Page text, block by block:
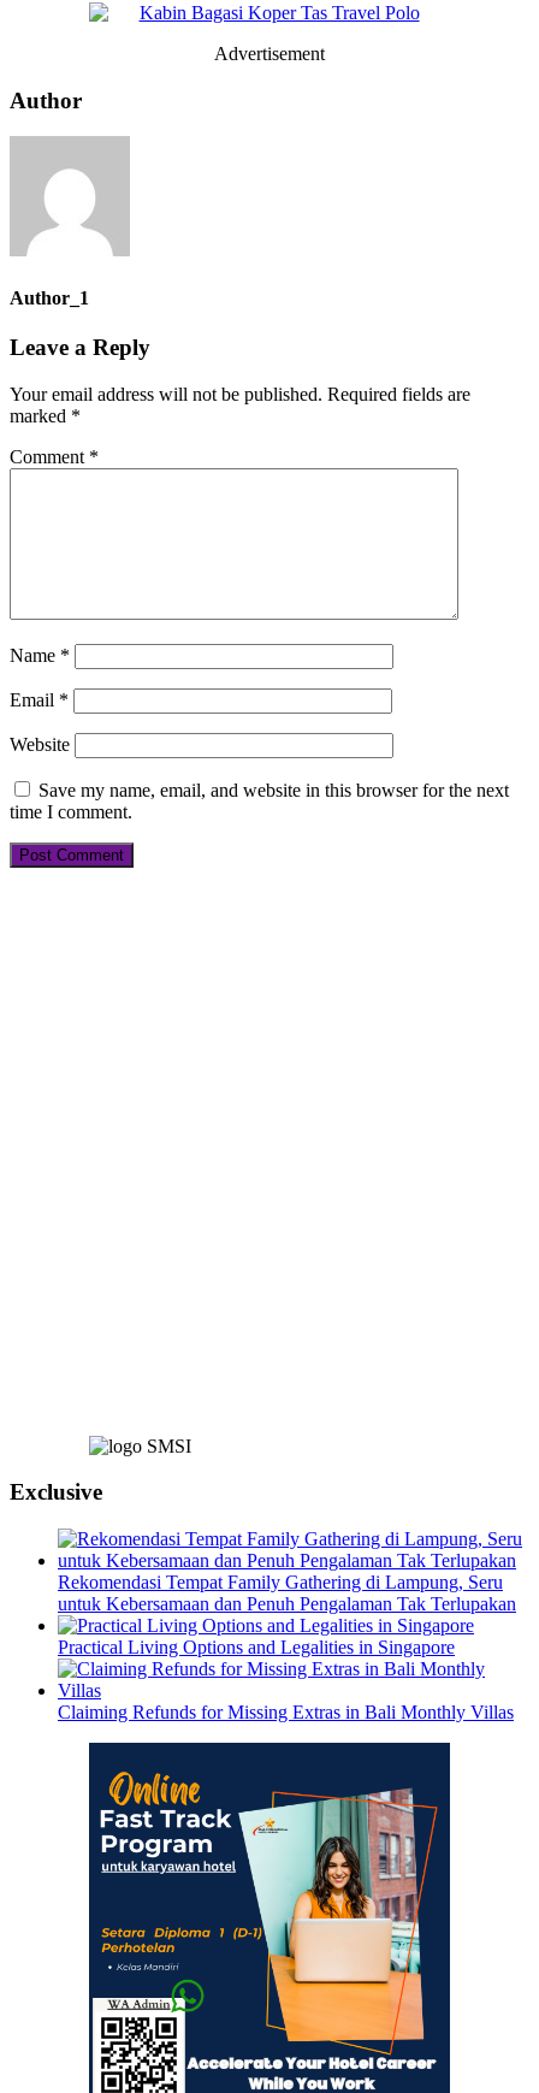
Advertisement
Author
Author_1
Leave a Reply
Your email address will not be published. Required fields are
marked *
Comment *
Name *
Email *
Website
Save my name, email, and website in this browser for the next
time I comment.
Exclusive
Rekomendasi Tempat Family Gathering di Lampung, Seru
untuk Kebersamaan dan Penuh Pengalaman Tak Terlupakan
Practical Living Options and Legalities in Singapore
Claiming Refunds for Missing Extras in Bali Monthly Villas